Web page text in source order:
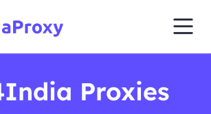
Proxies